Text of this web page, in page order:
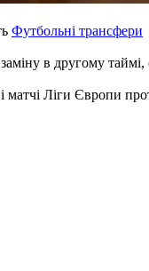
Футбольні трансфери
в другому
матчі Ліги Європи